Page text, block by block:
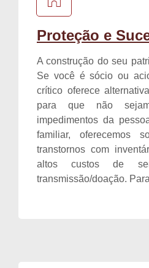
Proteção e
A construção do seu
Se você é sócio ou
crítico oferece
para que não sejam
impedimentos da
familiar, oferecemos
transtornos com
altos custos de
transmissão/doação.